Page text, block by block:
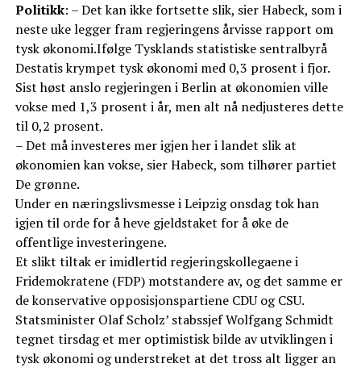
Politikk: – Det kan ikke fortsette slik, sier Habeck, som i
neste uke legger fram regjeringens årvisse rapport om
tysk økonomi.Ifølge Tysklands statistiske sentralbyrå
Destatis krympet tysk økonomi med 0,3 prosent i fjor.
Sist høst anslo regjeringen i Berlin at økonomien ville
vokse med 1,3 prosent i år, men alt nå nedjusteres dette
til 0,2 prosent.
– Det må investeres mer igjen her i landet slik at
økonomien kan vokse, sier Habeck, som tilhører partiet
De grønne.
Under en næringslivsmesse i Leipzig onsdag tok han
igjen til orde for å heve gjeldstaket for å øke de
offentlige investeringene.
Et slikt tiltak er imidlertid regjeringskollegaene i
Fridemokratene (FDP) motstandere av, og det samme er
de konservative opposisjonspartiene CDU og CSU.
Statsminister Olaf Scholz’ stabssjef Wolfgang Schmidt
tegnet tirsdag et mer optimistisk bilde av utviklingen i
tysk økonomi og understreket at det tross alt ligger an